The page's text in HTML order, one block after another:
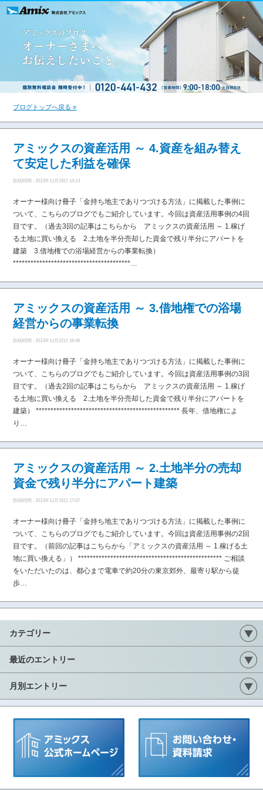
ブログトップへ戻る »
アミックスの資産活用 ～ 4.資産を組み替え
て安定した利益を確保
投稿時間 : 2013年11月29日 14:13
オーナー様向け冊子「金持ち地主でありつづける方法」に掲載した事例に
ついて、こちらのブログでもご紹介しています。今回は資産活用事例の4回
目です。（過去3回の記事はこちらから アミックスの資産活用 ～ 1.稼げ
る土地に買い換える 2.土地を半分売却した資金で残り半分にアパートを
建築 3.借地権での浴場経営からの事業転換）
****************************************…
アミックスの資産活用 ～ 3.借地権での浴場
経営からの事業転換
投稿時間 : 2013年11月22日 16:46
オーナー様向け冊子「金持ち地主でありつづける方法」に掲載した事例に
ついて、こちらのブログでもご紹介しています。今回は資産活用事例の3回
目です。（過去2回の記事はこちらから アミックスの資産活用 ～ 1.稼げ
る土地に買い換える 2.土地を半分売却した資金で残り半分にアパートを
建築） ************************************************* 長年、借地権によ
り…
アミックスの資産活用 ～ 2.土地半分の売却
資金で残り半分にアパート建築
投稿時間 : 2013年11月15日 17:07
オーナー様向け冊子「金持ち地主でありつづける方法」に掲載した事例に
ついて、こちらのブログでもご紹介しています。今回は資産活用事例の2回
目です。（前回の記事はこちらから「アミックスの資産活用 ～ 1.稼げる土
地に買い換える」） ************************************************* ご相談
をいただいたのは、都心まで電車で約20分の東京郊外、最寄り駅から徒
歩…
カテゴリー
最近のエントリー
月別エントリー